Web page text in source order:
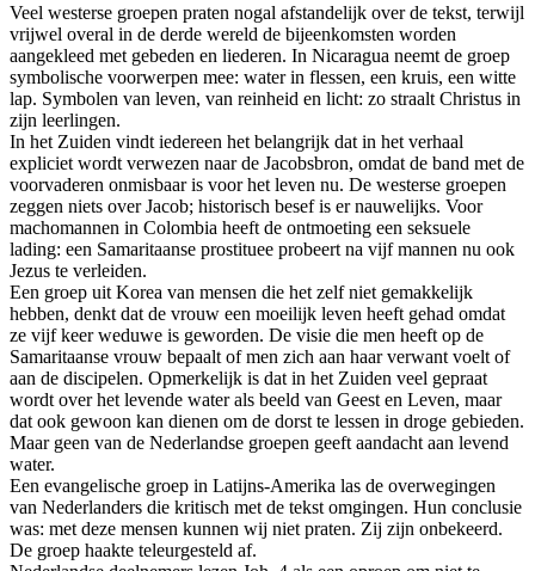
Veel westerse groepen praten nogal afstandelijk over de tekst, terwijl
vrijwel overal in de derde wereld de bijeenkomsten worden
aangekleed met gebeden en liederen. In Nicaragua neemt de groep
symbolische voorwerpen mee: water in flessen, een kruis, een witte
lap. Symbolen van leven, van reinheid en licht: zo straalt Christus in
zijn leerlingen.
In het Zuiden vindt iedereen het belangrijk dat in het verhaal
expliciet wordt verwezen naar de Jacobsbron, omdat de band met de
voorvaderen onmisbaar is voor het leven nu. De westerse groepen
zeggen niets over Jacob; historisch besef is er nauwelijks. Voor
machomannen in Colombia heeft de ontmoeting een seksuele
lading: een Samaritaanse prostituee probeert na vijf mannen nu ook
Jezus te verleiden.
Een groep uit Korea van mensen die het zelf niet gemakkelijk
hebben, denkt dat de vrouw een moeilijk leven heeft gehad omdat
ze vijf keer weduwe is geworden. De visie die men heeft op de
Samaritaanse vrouw bepaalt of men zich aan haar verwant voelt of
aan de discipelen. Opmerkelijk is dat in het Zuiden veel gepraat
wordt over het levende water als beeld van Geest en Leven, maar
dat ook gewoon kan dienen om de dorst te lessen in droge gebieden.
Maar geen van de Nederlandse groepen geeft aandacht aan levend
water.
Een evangelische groep in Latijns-Amerika las de overwegingen
van Nederlanders die kritisch met de tekst omgingen. Hun conclusie
was: met deze mensen kunnen wij niet praten. Zij zijn onbekeerd.
De groep haakte teleurgesteld af.